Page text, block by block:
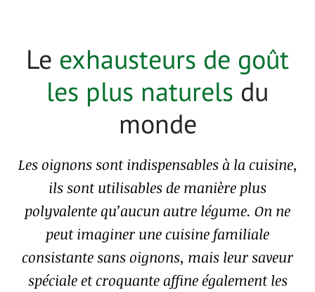
Le exhausteurs de goût
les plus naturels du
monde
Les oignons sont indispensables à la cuisine,
ils sont utilisables de manière plus
polyvalente qu’aucun autre légume. On ne
peut imaginer une cuisine familiale
consistante sans oignons, mais leur saveur
spéciale et croquante affine également les